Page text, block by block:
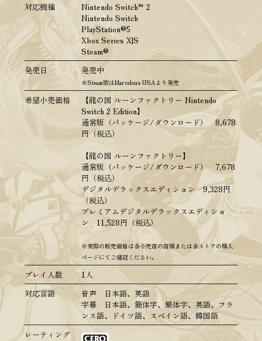
対応機種
Nintendo Switch™ 2
Nintendo Switch
PlayStation®5
Xbox Series X|S
Steam®
発売日
発売中
※Steam版はMarvelous USAより発売
希望小売価格
【龍の国 ルーンファクトリー Nintendo
Switch 2 Edition】
通常版（パッケージ/ダウンロード） 8,678
円（税込）
【龍の国 ルーンファクトリー】
通常版（パッケージ/ダウンロード） 7,678
円（税込）
デジタルデラックスエディション 9,328円
（税込）
プレミアムデジタルデラックスエディショ
ン 11,528円（税込）
※実際の販売価格は各小売店の店頭または各ストアの購入
ページにてご確認ください。
プレイ人数
1人
対応言語
音声 日本語、英語
字幕 日本語、簡体字、繁体字、英語、フラ
ンス語、ドイツ語、スペイン語、韓国語
レーティング